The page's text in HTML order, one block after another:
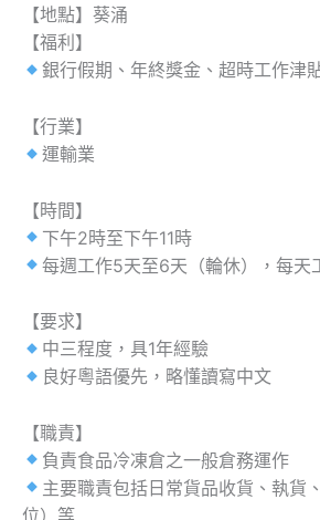
【地點】葵涌
【福利】
銀行假期、年終獎金、超時工作津
【行業】
運輸業
【時間】
下午2時至下午11時
每週工作5天至6天（輪休），每天
【要求】
中三程度，具1年經驗
良好粵語優先，略懂讀寫中文
【職責】
負責食品冷凍倉之一般倉務運作
主要職責包括日常貨品收貨、執貨
位）等